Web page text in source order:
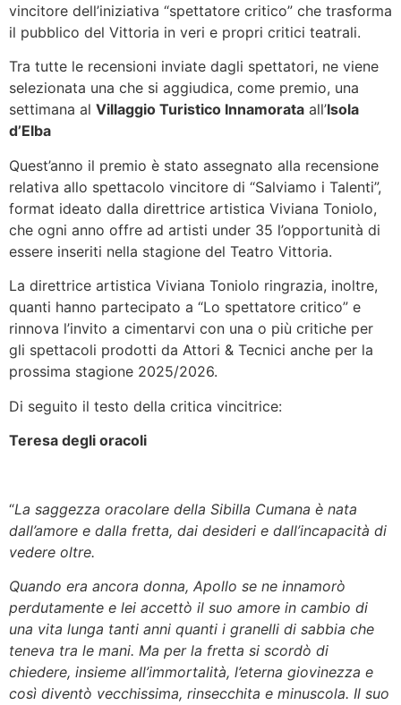
vincitore dell’iniziativa “spettatore critico” che trasforma
il pubblico del Vittoria in veri e propri critici teatrali.
Tra tutte le recensioni inviate dagli spettatori, ne viene
selezionata una che si aggiudica, come premio, una
settimana al Villaggio Turistico Innamorata all’Isola
d’Elba
Quest’anno il premio è stato assegnato alla recensione
relativa allo spettacolo vincitore di “Salviamo i Talenti”,
format ideato dalla direttrice artistica Viviana Toniolo,
che ogni anno offre ad artisti under 35 l’opportunità di
essere inseriti nella stagione del Teatro Vittoria.
La direttrice artistica Viviana Toniolo ringrazia, inoltre,
quanti hanno partecipato a “Lo spettatore critico” e
rinnova l’invito a cimentarvi con una o più critiche per
gli spettacoli prodotti da Attori & Tecnici anche per la
prossima stagione 2025/2026.
Di seguito il testo della critica vincitrice:
Teresa degli oracoli
“La saggezza oracolare della Sibilla Cumana è nata
dall’amore e dalla fretta, dai desideri e dall’incapacità di
vedere oltre.
Quando era ancora donna, Apollo se ne innamorò
perdutamente e lei accettò il suo amore in cambio di
una vita lunga tanti anni quanti i granelli di sabbia che
teneva tra le mani. Ma per la fretta si scordò di
chiedere, insieme all’immortalità, l’eterna giovinezza e
così diventò vecchissima, rinsecchita e minuscola. Il suo